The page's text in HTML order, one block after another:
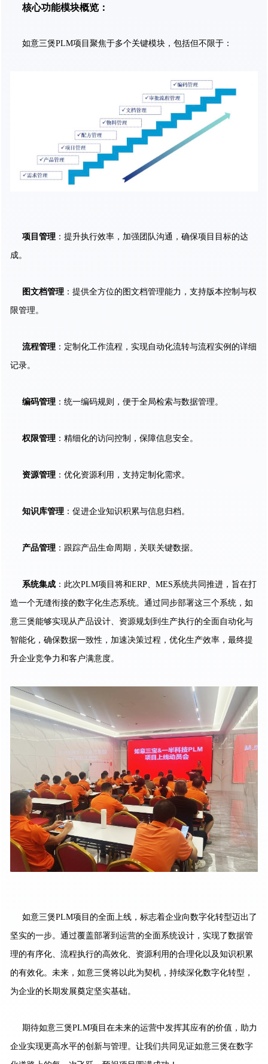
核心功能模块概览：
如意三煲PLM项目聚焦于多个关键模块，包括但不限于：
项目管理 ：提升执行效率，加强团队沟通，确保项目目标的达
成。
图文档管理 ：提供全方位的图文档管理能力，支持版本控制与权
限管理。
流程管理 ：定制化工作流程，实现自动化流转与流程实例的详细
记录。
编码管理 ：统一编码规则，便于全局检索与数据管理。
权限管理 ：精细化的访问控制，保障信息安全。
资源管理 ：优化资源利用，支持定制化需求。
知识库管理 ：促进企业知识积累与信息归档。
产品管理 ：跟踪产品生命周期，关联关键数据。
系统集成 ：此次PLM项目将和ERP、MES系统共同推进，旨在打
造一个无缝衔接的数字化生态系统。通过同步部署这三个系统，如
意三煲能够实现从产品设计、资源规划到生产执行的全面自动化与
智能化，确保数据一致性，加速决策过程，优化生产效率，最终提
升企业竞争力和客户满意度。
如意三煲PLM项目的全面上线，标志着企业向数字化转型迈出了
坚实的一步。通过覆盖部署到运营的全面系统设计，实现了数据管
理的有序化、流程执行的高效化、资源利用的合理化以及知识积累
的有效化。未来，如意三煲将以此为契机，持续深化数字化转型，
为企业的长期发展奠定坚实基础。
期待如意三煲PLM项目在未来的运营中发挥其应有的价值，助力
企业实现更高水平的创新与管理。让我们共同见证如意三煲在数字